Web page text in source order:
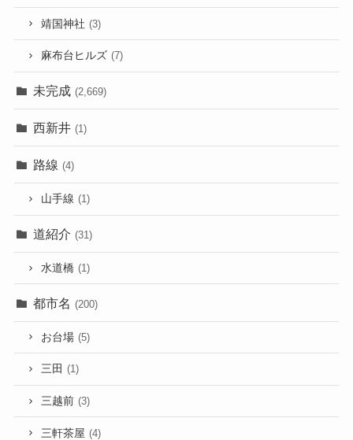
靖国神社 (3)
麻布台ヒルズ (7)
未完成 (2,669)
西新井 (1)
路線 (4)
山手線 (1)
道紹介 (31)
水道橋 (1)
都市名 (200)
お台場 (5)
三田 (1)
三越前 (3)
三軒茶屋 (4)